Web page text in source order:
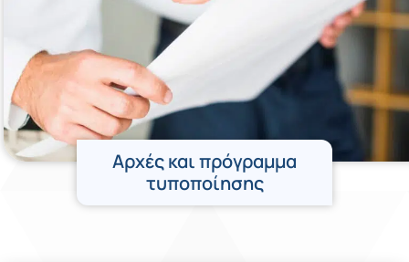
Αρχές και πρόγραμμα
τυποποίησης